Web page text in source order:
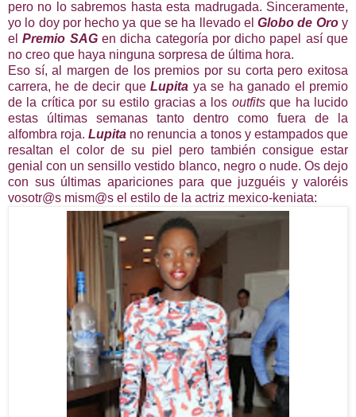
pero no lo sabremos hasta esta madrugada. Sinceramente,
yo lo doy por hecho ya que se ha llevado elGlobo de Oroy
elPremio SAGen dicha categoría por dicho papel así que
no creo que haya ninguna sorpresa de última hora.
Eso sí, al margen de los premios por su corta pero exitosa
carrera, he de decir queLupita ya se ha ganado el premio
de la crítica por su estilo gracias a los outfitsque ha lucido
estas últimas semanas tanto dentro como fuera de la
alfombra roja.Lupita no renuncia a tonos y estampados que
resaltan el color de su piel pero también consigue estar
genial con un sensillo vestido blanco, negro o nude. Os dejo
con sus últimas apariciones para que juzguéis y valoréis
vosotr@s mism@s el estilo de la actriz mexico-keniata: